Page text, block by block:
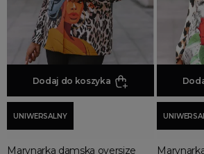
błękitne
miętowe
pudrowy róż
MORE FILTERS
Dodaj do koszyka
UNIWERSALNY
Marynarka damska oversize